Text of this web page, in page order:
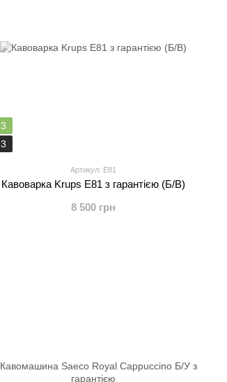
3
3
Артикул: Е81
Кавоварка Krups Е81 з гарантією (Б/В)
8 500 грн